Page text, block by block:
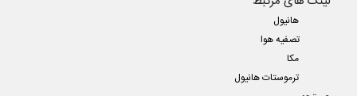
هانیول
تصفیه هوا
مکا
ترموستات هانیول